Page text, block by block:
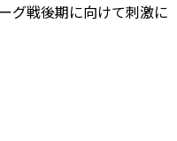
グ戦後期に向けて刺激に